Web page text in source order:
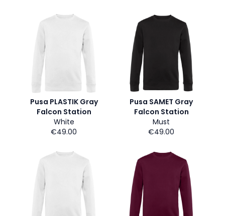
Pusa PLASTIK Gray
Falcon Station
White
€49.00
Pusa SAMET Gray
Falcon Station
Must
€49.00